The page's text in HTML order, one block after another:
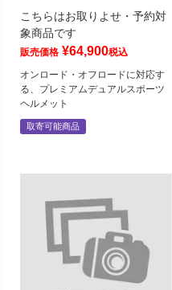
こちらはお取りよせ・予約対
象商品です
販売価格 ¥64,900税込
オンロード・オフロードに対応す
る、プレミアムデュアルスポーツ
ヘルメット
取寄可能商品